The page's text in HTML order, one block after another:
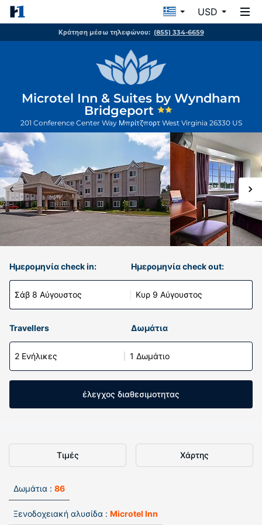
USD
Κράτηση μέσω τηλεφώνου: (855) 334-6659
Microtel Inn & Suites by Wyndham
Bridgeport
201 Conference Center Way Μπρίτζπορτ West Virginia 26330 US
Ημερομηνία check in:
Σάβ 8 Αύγουστος
Ημερομηνία check out:
Κυρ 9 Αύγουστος
Travellers Δωμάτια
2 Ενήλικες 1 Δωμάτιο
έλεγχος διαθεσιμοτητας
Τιμές Χάρτης
Δωμάτια : 86
Ξενοδοχειακή αλυσίδα : Microtel Inn